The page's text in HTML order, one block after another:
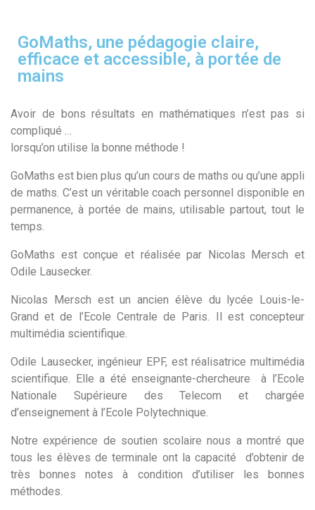
GoMaths, une pédagogie claire,
efficace et accessible, à portée de
mains
Avoir de bons résultats en mathématiques n’est pas si
compliqué …
lorsqu’on utilise la bonne méthode !
GoMaths est bien plus qu’un cours de maths ou qu’une appli
de maths. C’est un véritable coach personnel disponible en
permanence, à portée de mains, utilisable partout, tout le
temps.
GoMaths est conçue et réalisée par Nicolas Mersch et
Odile Lausecker.
Nicolas Mersch est un ancien élève du lycée Louis-le-
Grand et de l’Ecole Centrale de Paris. Il est concepteur
multimédia scientifique.
Odile Lausecker, ingénieur EPF, est réalisatrice multimédia
scientifique. Elle a été enseignante-chercheure
à l’Ecole
Nationale Supérieure des Telecom et chargée
d’enseignement à l’Ecole Polytechnique.
Notre expérience de soutien scolaire nous a montré que
tous les élèves de terminale ont la capacité
d’obtenir de
très bonnes notes à condition d’utiliser les bonnes
méthodes.